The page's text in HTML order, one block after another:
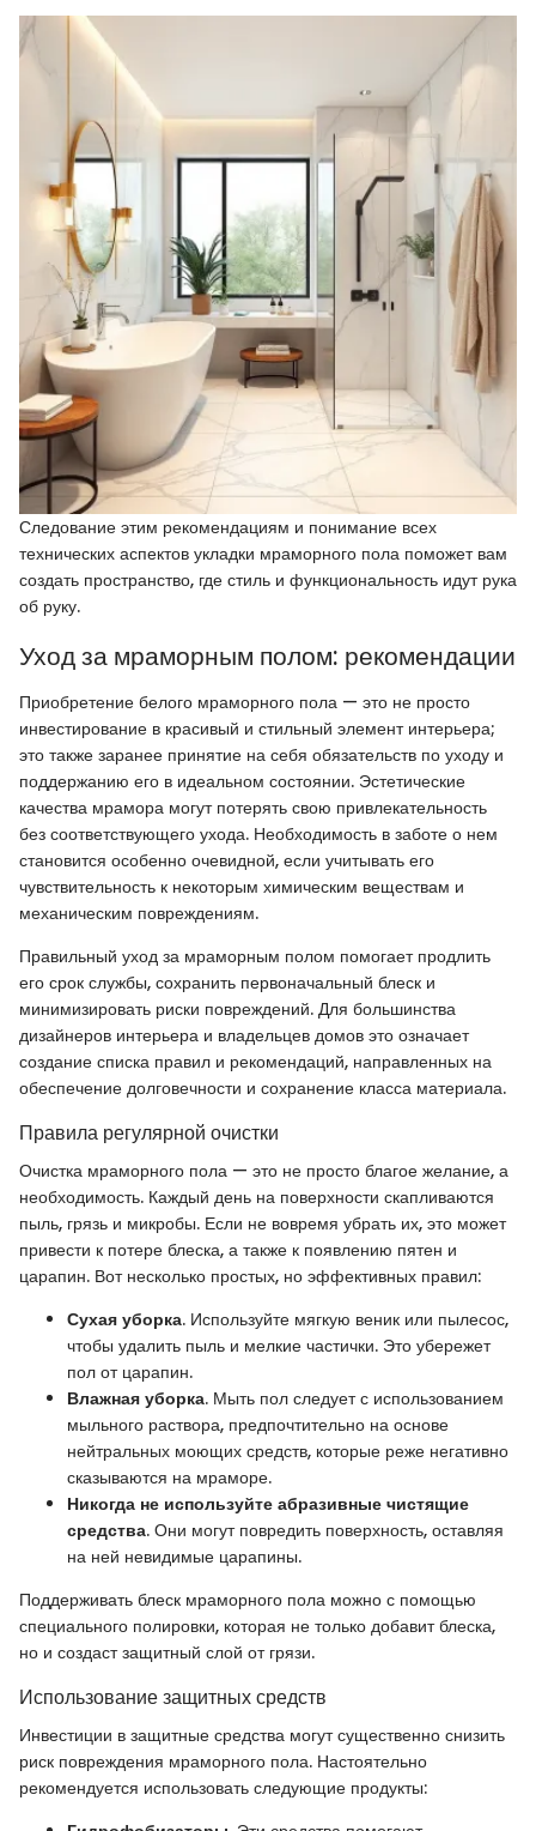
Следование этим рекомендациям и понимание всех
технических аспектов укладки мраморного пола поможет вам
создать пространство, где стиль и функциональность идут рука
об руку.
Уход за мраморным полом: рекомендации
Приобретение белого мраморного пола — это не просто
инвестирование в красивый и стильный элемент интерьера;
это также заранее принятие на себя обязательств по уходу и
поддержанию его в идеальном состоянии. Эстетические
качества мрамора могут потерять свою привлекательность
без соответствующего ухода. Необходимость в заботе о нем
становится особенно очевидной, если учитывать его
чувствительность к некоторым химическим веществам и
механическим повреждениям.
Правильный уход за мраморным полом помогает продлить
его срок службы, сохранить первоначальный блеск и
минимизировать риски повреждений. Для большинства
дизайнеров интерьера и владельцев домов это означает
создание списка правил и рекомендаций, направленных на
обеспечение долговечности и сохранение класса материала.
Правила регулярной очистки
Очистка мраморного пола — это не просто благое желание, а
необходимость. Каждый день на поверхности скапливаются
пыль, грязь и микробы. Если не вовремя убрать их, это может
привести к потере блеска, а также к появлению пятен и
царапин. Вот несколько простых, но эффективных правил:
Сухая уборка. Используйте мягкую веник или пылесос,
чтобы удалить пыль и мелкие частички. Это убережет
пол от царапин.
Влажная уборка. Мыть пол следует с использованием
мыльного раствора, предпочтительно на основе
нейтральных моющих средств, которые реже негативно
сказываются на мраморе.
Никогда не используйте абразивные чистящие
средства. Они могут повредить поверхность, оставляя
на ней невидимые царапины.
Поддерживать блеск мраморного пола можно с помощью
специального полировки, которая не только добавит блеска,
но и создаст защитный слой от грязи.
Использование защитных средств
Инвестиции в защитные средства могут существенно снизить
риск повреждения мраморного пола. Настоятельно
рекомендуется использовать следующие продукты: